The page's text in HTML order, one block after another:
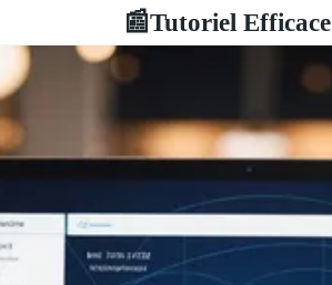
📰Tutoriel Efficace